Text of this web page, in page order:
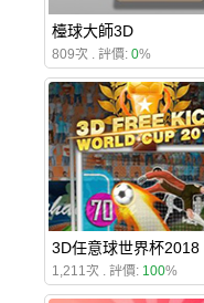
檯球大師3D
809次 . 評價: 0%
3D任意球世界杯2018
1,211次 . 評價: 100%